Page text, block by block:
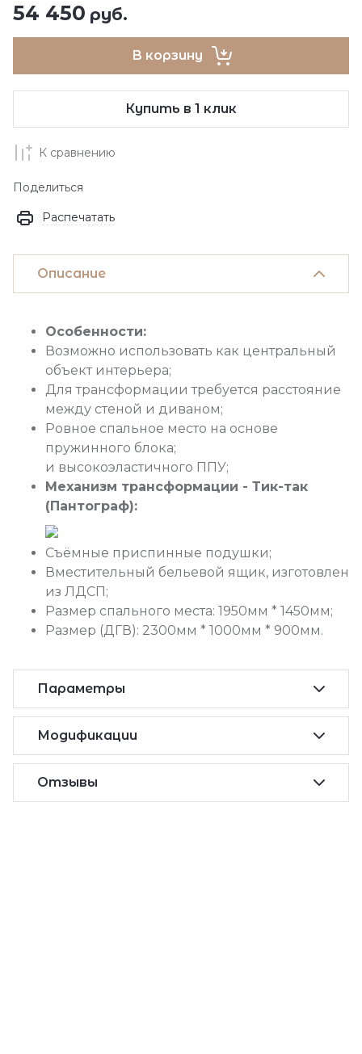
54 450 руб.
В корзину
Купить в 1 клик
К сравнению
Поделиться
Распечатать
Описание
Особенности:
Возможно использовать как центральный
объект интерьера;
Для трансформации требуется расстояние
между стеной и диваном;
Ровное спальное место на основе
пружинного блока;
и высокоэластичного ППУ;
Механизм трансформации - Тик-так
(Пантограф):
Съёмные приспинные подушки;
Вместительный бельевой ящик, изготовлен
из ЛДСП;
Размер спального места: 1950мм * 1450мм;
Размер (ДГВ): 2300мм * 1000мм * 900мм.
Параметры
Модификации
Отзывы